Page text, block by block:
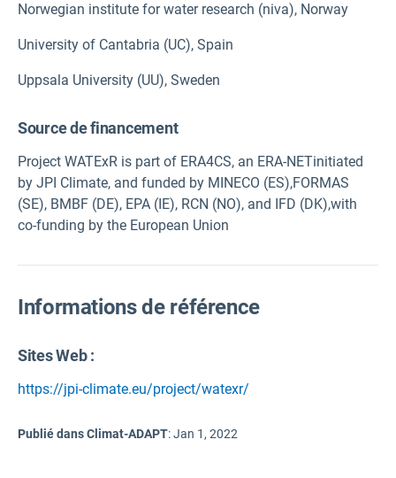
Norwegian institute for water research (niva), Norway
University of Cantabria (UC), Spain
Uppsala University (UU), Sweden
Source de financement
Project WATExR is part of ERA4CS, an ERA-NETinitiated
by JPI Climate, and funded by MINECO (ES),FORMAS
(SE), BMBF (DE), EPA (IE), RCN (NO), and IFD (DK),with
co-funding by the European Union
Informations de référence
Sites Web :
https://jpi-climate.eu/project/watexr/
Publié dans Climat-ADAPT:Jan 1, 2022